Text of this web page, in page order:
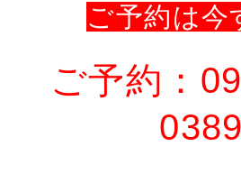
ご予約は今
ご予約：
0389